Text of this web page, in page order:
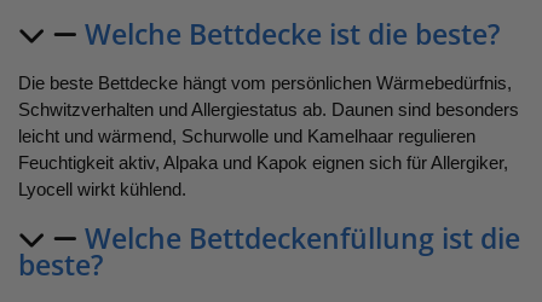
Welche Bettdecke ist die beste?
Die beste Bettdecke hängt vom persönlichen Wärmebedürfnis,
Schwitzverhalten und Allergiestatus ab. Daunen sind besonders
leicht und wärmend, Schurwolle und Kamelhaar regulieren
Feuchtigkeit aktiv, Alpaka und Kapok eignen sich für Allergiker,
Lyocell wirkt kühlend.
Welche Bettdeckenfüllung ist die
beste?